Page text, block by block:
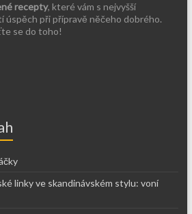
recepty, které vám s nejvyšší
úspěch při přípravě něčeho dobrého.
se do toho!
linky ve skandinávském stylu: voní